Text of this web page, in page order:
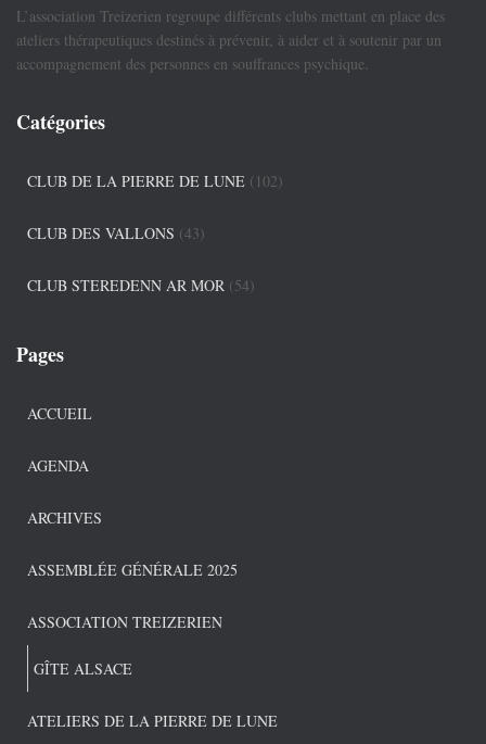
L’association Treizerien regroupe différents clubs mettant en place des
ateliers thérapeutiques destinés à prévenir, à aider et à soutenir par un
accompagnement des personnes en souffrances psychique.
Catégories
CLUB DE LA PIERRE DE LUNE (102)
CLUB DES VALLONS (43)
CLUB STEREDENN AR MOR (54)
Pages
ACCUEIL
AGENDA
ARCHIVES
ASSEMBLÉE GÉNÉRALE 2025
ASSOCIATION TREIZERIEN
GÎTE ALSACE
ATELIERS DE LA PIERRE DE LUNE